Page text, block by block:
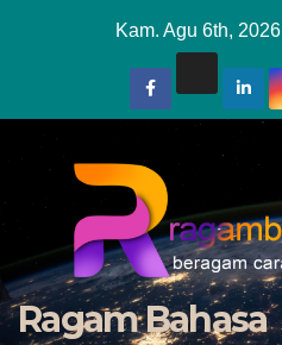
Kam. Agu 6th, 2026
Ragam Bahasa